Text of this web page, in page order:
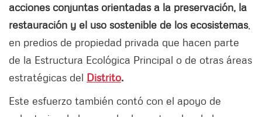
acciones conjuntas orientadas a la preservación, la
restauración y el uso sostenible de los ecosistemas,
en predios de propiedad privada que hacen parte
de la Estructura Ecológica Principal o de otras áreas
estratégicas del Distrito.
Este esfuerzo también contó con el apoyo de